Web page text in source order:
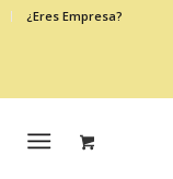
¿Eres Empresa?